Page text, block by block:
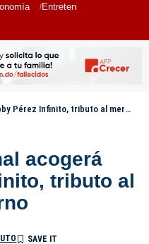
Entretenimiento
Infinito, tributo al merenguero eterno
acogerá
tributo al